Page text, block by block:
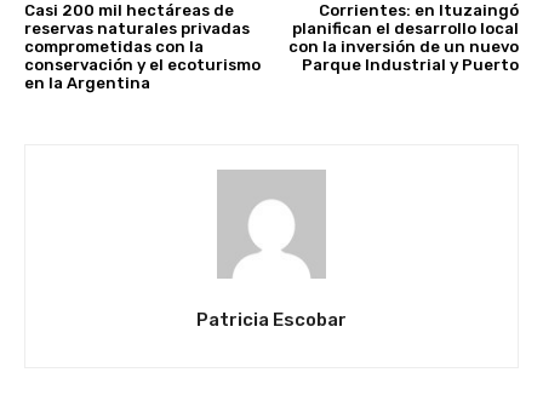
Casi 200 mil hectáreas de
reservas naturales privadas
comprometidas con la
conservación y el ecoturismo
en la Argentina
Corrientes: en Ituzaingó
planifican el desarrollo local
con la inversión de un nuevo
Parque Industrial y Puerto
Patricia Escobar